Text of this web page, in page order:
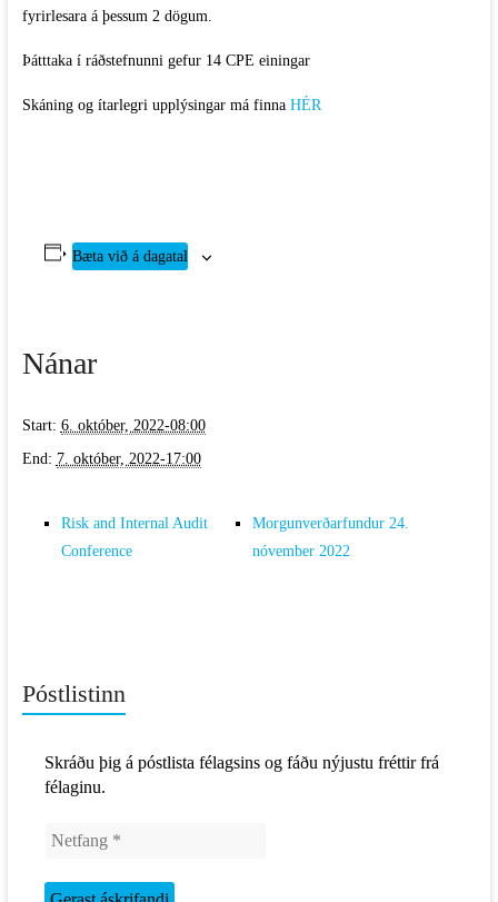
fyrirlesara á þessum 2 dögum.
Þátttaka í ráðstefnunni gefur 14 CPE einingar
Skáning og ítarlegri upplýsingar má finna HÉR
Bæta við á dagatal
Nánar
Start: 6. október, 2022-08:00
End: 7. október, 2022-17:00
Risk and Internal Audit
Conference
Morgunverðarfundur 24.
nóvember 2022
Póstlistinn
Skráðu þig á póstlista félagsins og fáðu nýjustu fréttir frá
félaginu.